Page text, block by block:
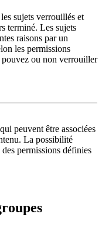
sujets verrouillés et
terminé. Les sujets
raisons par un
les permissions
pouvez ou non verrouiller
peuvent être associées
La possibilité
permissions définies